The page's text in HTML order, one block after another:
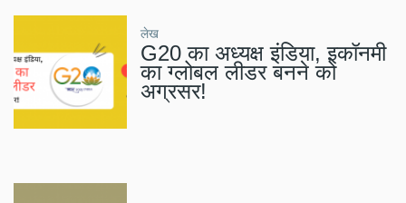
लेख
G20 का अध्यक्ष इंडिया, इकॉनमी
का ग्लोबल लीडर बनने को
अग्रसर!